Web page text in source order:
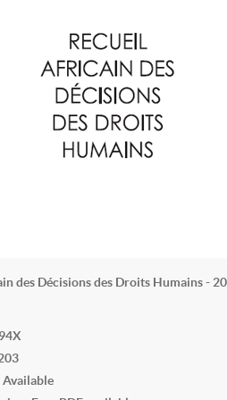
des Décisions des Droits Humains -